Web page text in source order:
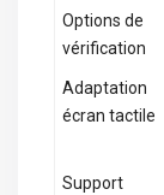
Options de
vérification
Adaptation
écran tactile
Support